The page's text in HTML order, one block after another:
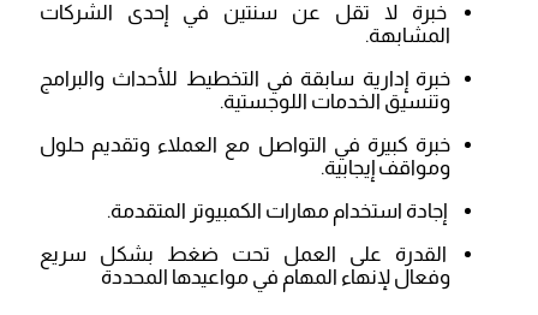
خبرة لا تقل عن سنتين في إحدى الشركات
المشابهة.
خبرة إدارية سابقة في التخطيط للأحداث والبرامج
وتنسيق الخدمات اللوجستية.
خبرة كبيرة في التواصل مع العملاء وتقديم حلول
ومواقف إيجابية.
إجادة استخدام مهارات الكمبيوتر المتقدمة.
القدرة على العمل تحت ضغط بشكل سريع
وفعال لإنهاء المهام في مواعيدها المحددة